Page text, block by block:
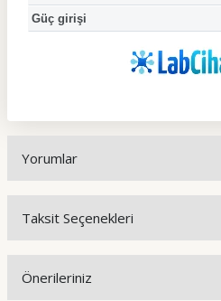
Güç girişi
Yorumlar
Taksit Seçenekleri
Önerileriniz